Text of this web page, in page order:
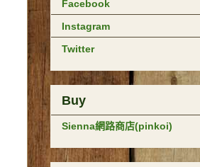
Facebook
Instagram
Twitter
Buy
Sienna網路商店(pinkoi)